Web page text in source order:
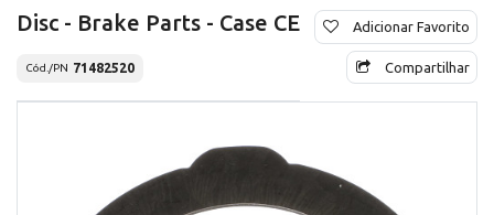
Disc - Brake Parts - Case CE
Cód./PN 71482520
Adicionar Favorito
Compartilhar